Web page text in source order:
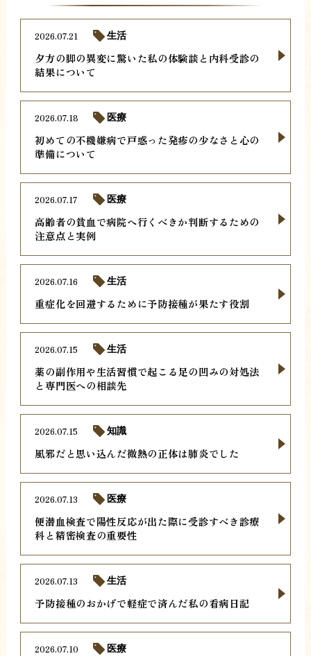
夕方の脚の異変に驚いた私の体験談と内科受診の
結果について
2026.07.21 生活
初めての不機嫌病で戸惑った発疹の少なさと心の
準備について
2026.07.18 医療
高齢者の貧血で病院へ行くべきか判断するための
注意点と実例
2026.07.17 医療
重症化を回避するために予防接種が果たす役割
2026.07.16 生活
薬の副作用や生活習慣で起こる足の凹みの対処法
と専門医への相談先
2026.07.15 生活
風邪だと思い込んだ微熱の正体は肺炎でした
2026.07.15 知識
便潜血検査で陽性反応が出た際に受診すべき診療
科と精密検査の重要性
2026.07.13 医療
予防接種のおかげで軽症で済んだ私の看病日記
2026.07.13 生活
2026.07.10 医療